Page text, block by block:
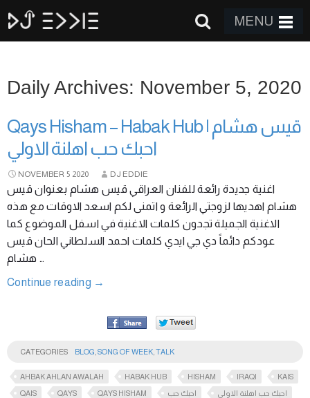
MENU
Daily Archives: November 5, 2020
Qays Hisham – Habak Hub قيس هشام |
احبك حب اهلنة الاولي
NOVEMBER 5 2020 DJ EDDIE
اغنية جديدة رائعة للفنان العراقي قيس هشام بعنوان قيس
هشام اهديها لزوجتي الرائعة و اتمنى لكم اسعد الاوقات مع هذه
الاغنية الجميلة تجدون كلمات الاغنية في اسفل الموضوع كما
عودكم دائماً دي جي ايدي كلمات احمد السلطاني الحان قيس
هشام …
Continue reading →
CATEGORIES BLOG SONG OF WEEK TALK
AHBAK AHLAN AWALAH HABAK HUB HISHAM IRAQI
KAIS
QAIS
QAYS QAYS HISHAM احبك حب
احبك حب اهلنة الاولي